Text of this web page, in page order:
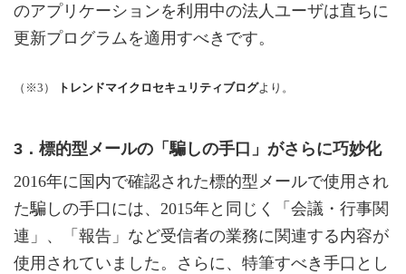
のアプリケーションを利用中の法人ユーザは直ちに
更新プログラムを適用すべきです。
（※3） トレンドマイクロセキュリティブログより。
3．標的型メールの「騙しの手口」がさらに巧妙化
2016年に国内で確認された標的型メールで使用され
た騙しの手口には、2015年と同じく「会議・行事関
連」、「報告」など受信者の業務に関連する内容が
使用されていました。さらに、特筆すべき手口とし